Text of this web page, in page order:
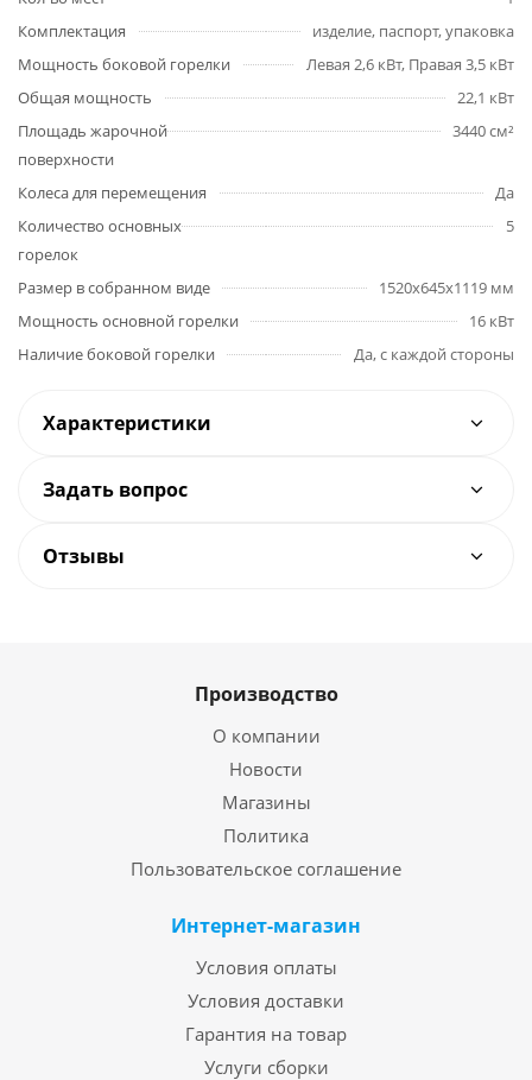
Комплектация
изделие, паспорт, упаковка
Мощность боковой горелки
Левая 2,6 кВт, Правая 3,5 кВт
Общая мощность
22,1 кВт
Площадь жарочной
поверхности
3440 см²
Колеса для перемещения
Да
Количество основных
горелок
5
Размер в собранном виде
1520х645х1119 мм
Мощность основной горелки
16 кВт
Наличие боковой горелки
Да, с каждой стороны
Характеристики
Задать вопрос
Отзывы
Производство
О компании
Новости
Магазины
Политика
Пользовательское соглашение
Интернет-магазин
Условия оплаты
Условия доставки
Гарантия на товар
Услуги сборки